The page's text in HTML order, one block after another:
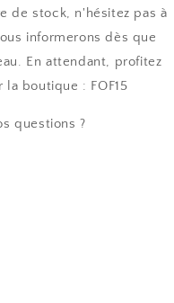
de stock, n'hésitez pas à
informerons dès que
En attendant, profitez
boutique : FOF15
questions ?